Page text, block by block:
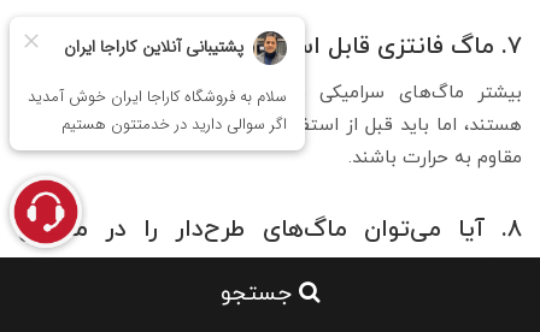
۷. ماگ فانتزی قابل استفاده در مایکروویو هست؟
بیشتر ماگ‌های سرامیکی فانتزی قابل استفاده در مایکروویو
هستند، اما باید قبل از استفاده بررسی کنید که طرح‌ها و رنگ‌ها
مقاوم به حرارت باشند.
۸. آیا می‌توان ماگ‌های طرح‌دار را در ماشین